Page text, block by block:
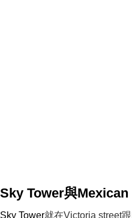
Sky Tower與Mexican
Sky Tower就在Victoria street